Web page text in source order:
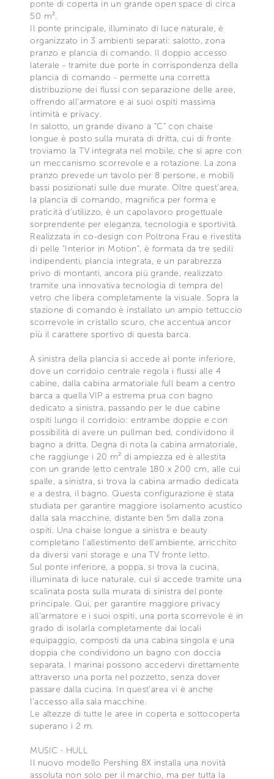
ponte di coperta in un grande open space di circa
50 m².
Il ponte principale, illuminato di luce naturale, è
organizzato in 3 ambienti separati: salotto, zona
pranzo e plancia di comando. Il doppio accesso
laterale - tramite due porte in corrispondenza della
plancia di comando - permette una corretta
distribuzione dei flussi con separazione delle aree,
offrendo all’armatore e ai suoi ospiti massima
intimità e privacy.
In salotto, un grande divano a “C” con chaise
longue è posto sulla murata di dritta, cui di fronte
troviamo la TV integrata nel mobile, che si apre con
un meccanismo scorrevole e a rotazione. La zona
pranzo prevede un tavolo per 8 persone, e mobili
bassi posizionati sulle due murate. Oltre quest’area,
la plancia di comando, magnifica per forma e
praticità d’utilizzo, è un capolavoro progettuale
sorprendente per eleganza, tecnologia e sportività.
Realizzata in co-design con Poltrona Frau e rivestita
di pelle “Interior in Motion”, è formata da tre sedili
indipendenti, plancia integrata, e un parabrezza
privo di montanti, ancora più grande, realizzato
tramite una innovativa tecnologia di tempra del
vetro che libera completamente la visuale. Sopra la
stazione di comando è installato un ampio tettuccio
scorrevole in cristallo scuro, che accentua ancor
più il carattere sportivo di questa barca.
A sinistra della plancia si accede al ponte inferiore,
dove un corridoio centrale regola i flussi alle 4
cabine, dalla cabina armatoriale full beam a centro
barca a quella VIP a estrema prua con bagno
dedicato a sinistra, passando per le due cabine
ospiti lungo il corridoio: entrambe doppie e con
possibilità di avere un pullman bed, condividono il
bagno a dritta. Degna di nota la cabina armatoriale,
che raggiunge i 20 m² di ampiezza ed è allestita
con un grande letto centrale 180 x 200 cm, alle cui
spalle, a sinistra, si trova la cabina armadio dedicata
e a destra, il bagno. Questa configurazione è stata
studiata per garantire maggiore isolamento acustico
dalla sala macchine, distante ben 5m dalla zona
ospiti. Una chaise longue a sinistra e beauty
completano l’allestimento dell’ambiente, arricchito
da diversi vani storage e una TV fronte letto.
Sul ponte inferiore, a poppa, si trova la cucina,
illuminata di luce naturale, cui si accede tramite una
scalinata posta sulla murata di sinistra del ponte
principale. Qui, per garantire maggiore privacy
all’armatore e i suoi ospiti, una porta scorrevole è in
grado di isolarla completamente dai locali
equipaggio, composti da una cabina singola e una
doppia che condividono un bagno con doccia
separata. I marinai possono accedervi direttamente
attraverso una porta nel pozzetto, senza dover
passare dalla cucina. In quest’area vi è anche
l’accesso alla sala macchine.
Le altezze di tutte le aree in coperta e sottocoperta
superano i 2 m.
MUSIC ∙ HULL
Il nuovo modello Pershing 8X installa una novità
assoluta non solo per il marchio, ma per tutta la